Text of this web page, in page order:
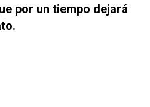
por un tiempo dejará